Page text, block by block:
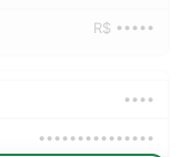
R$ •••••
••••
•••••••••••••••